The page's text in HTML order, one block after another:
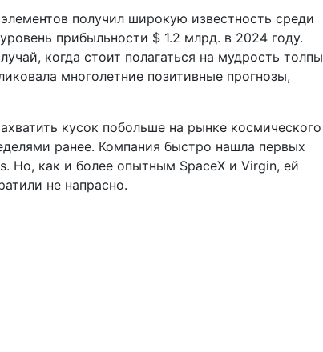
получил широкую известность среди
прибыльности $ 1.2 млрд. в 2024 году.
когда стоит полагаться на мудрость толпы
многолетние позитивные прогнозы,
кусок побольше на рынке космического
ранее. Компания быстро нашла первых
Но, как и более опытным SpaceX и Virgin, ей
не напрасно.